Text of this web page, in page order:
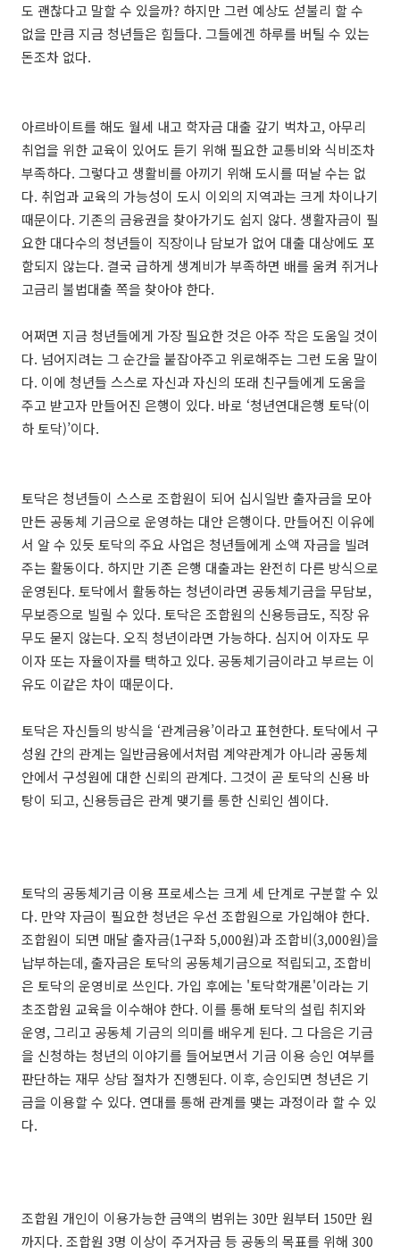
도 괜찮다고 말할 수 있을까? 하지만 그런 예상도 섣불리 할 수
없을 만큼 지금 청년들은 힘들다. 그들에겐 하루를 버틸 수 있는
돈조차 없다.
아르바이트를 해도 월세 내고 학자금 대출 갚기 벅차고, 아무리
취업을 위한 교육이 있어도 듣기 위해 필요한 교통비와 식비조차
부족하다. 그렇다고 생활비를 아끼기 위해 도시를 떠날 수는 없
다. 취업과 교육의 가능성이 도시 이외의 지역과는 크게 차이나기
때문이다. 기존의 금융권을 찾아가기도 쉽지 않다. 생활자금이 필
요한 대다수의 청년들이 직장이나 담보가 없어 대출 대상에도 포
함되지 않는다. 결국 급하게 생계비가 부족하면 배를 움켜 쥐거나
고금리 불법대출 쪽을 찾아야 한다.
어쩌면 지금 청년들에게 가장 필요한 것은 아주 작은 도움일 것이
다. 넘어지려는 그 순간을 붙잡아주고 위로해주는 그런 도움 말이
다. 이에 청년들 스스로 자신과 자신의 또래 친구들에게 도움을
주고 받고자 만들어진 은행이 있다. 바로 ‘청년연대은행 토닥(이
하 토닥)’이다.
토닥은 청년들이 스스로 조합원이 되어 십시일반 출자금을 모아
만든 공동체 기금으로 운영하는 대안 은행이다. 만들어진 이유에
서 알 수 있듯 토닥의 주요 사업은 청년들에게 소액 자금을 빌려
주는 활동이다. 하지만 기존 은행 대출과는 완전히 다른 방식으로
운영된다. 토닥에서 활동하는 청년이라면 공동체기금을 무담보,
무보증으로 빌릴 수 있다. 토닥은 조합원의 신용등급도, 직장 유
무도 묻지 않는다. 오직 청년이라면 가능하다. 심지어 이자도 무
이자 또는 자율이자를 택하고 있다. 공동체기금이라고 부르는 이
유도 이같은 차이 때문이다.
토닥은 자신들의 방식을 ‘관계금융’이라고 표현한다. 토닥에서 구
성원 간의 관계는 일반금융에서처럼 계약관계가 아니라 공동체
안에서 구성원에 대한 신뢰의 관계다. 그것이 곧 토닥의 신용 바
탕이 되고, 신용등급은 관계 맺기를 통한 신뢰인 셈이다.
토닥의 공동체기금 이용 프로세스는 크게 세 단계로 구분할 수 있
다. 만약 자금이 필요한 청년은 우선 조합원으로 가입해야 한다.
조합원이 되면 매달 출자금(1구좌 5,000원)과 조합비(3,000원)을
납부하는데, 출자금은 토닥의 공동체기금으로 적립되고, 조합비
은 토닥의 운영비로 쓰인다. 가입 후에는 '토닥학개론'이라는 기
초조합원 교육을 이수해야 한다. 이를 통해 토닥의 설립 취지와
운영, 그리고 공동체 기금의 의미를 배우게 된다. 그 다음은 기금
을 신청하는 청년의 이야기를 들어보면서 기금 이용 승인 여부를
판단하는 재무 상담 절차가 진행된다. 이후, 승인되면 청년은 기
금을 이용할 수 있다. 연대를 통해 관계를 맺는 과정이라 할 수 있
다.
조합원 개인이 이용가능한 금액의 범위는 30만 원부터 150만 원
까지다. 조합원 3명 이상이 주거자금 등 공동의 목표를 위해 300